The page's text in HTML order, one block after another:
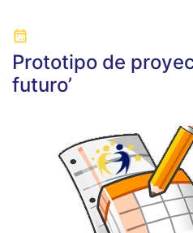
Prototipo de
futuro’